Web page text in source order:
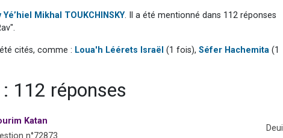
Yé’hiel Mikhal TOUKCHINSKY. Il a été mentionné dans 112 réponses
cités, comme : Loua'h Léérets Israël (1 fois), Séfer Hachemita (1
112 réponses
Katan
n°72873
Deuil